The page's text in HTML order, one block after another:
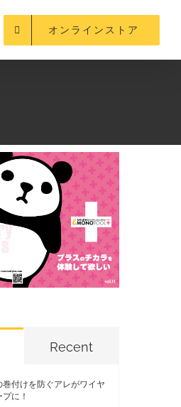
オンラインストア
Recent
巻付けを防ぐアレがワイヤ
プに！